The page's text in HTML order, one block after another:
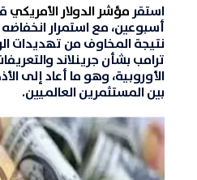
استقرمؤشر الدولار الأمريكي
نتيجة المخاوف من تهديدات
ترامب بشأن جرينلاند
الأوروبية، وهو ما أعاد إلى
بين المستثمرين العالميين.